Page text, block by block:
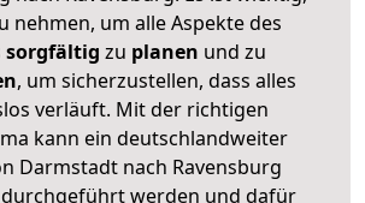
nehmen, um alle Aspekte des
sorgfältig zu planen und zu
, um sicherzustellen, dass alles
verläuft. Mit der richtigen
kann ein deutschlandweiter
Darmstadt nach Ravensburg
werden und dafür